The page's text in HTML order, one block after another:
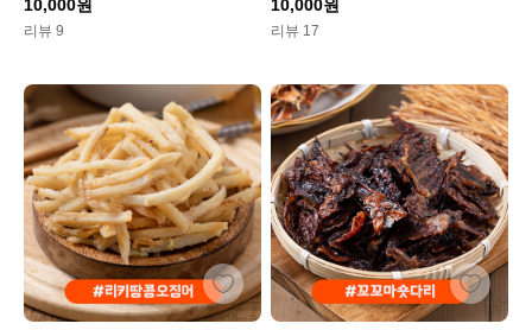
10,000원
리뷰 9
10,000원
리뷰 17